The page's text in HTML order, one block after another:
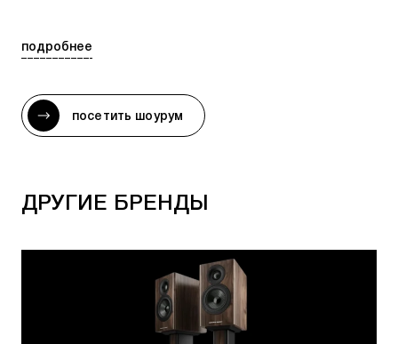
Elysian Stands
EVO 4.1 Stands - для акустики Wharfedale EVO
4.1
- для акустики Wharfedale EVO
- для акустики Wharfedale Diamond 200
подробнее
посетить шоурум
ДРУГИЕ БРЕНДЫ